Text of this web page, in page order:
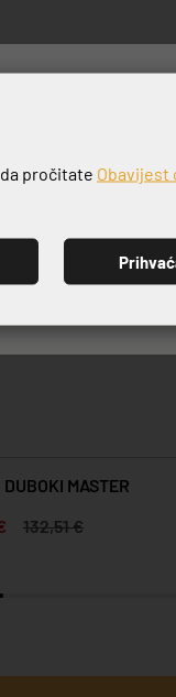
MASTER
132,51 €
pročitate Obavijest